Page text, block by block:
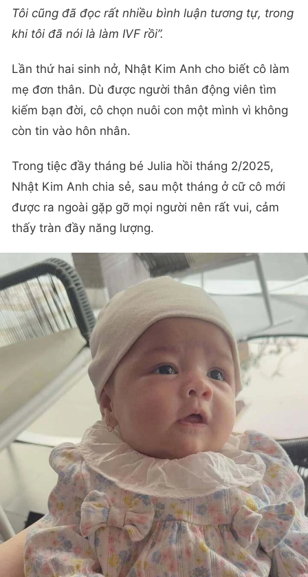
Tôi cũng đã đọc rất nhiều bình luận tương tự, trong
khi tôi đã nói là làm IVF rồi”.
Lần thứ hai sinh nở, Nhật Kim Anh cho biết cô làm
mẹ đơn thân. Dù được người thân động viên tìm
kiếm bạn đời, cô chọn nuôi con một mình vì không
còn tin vào hôn nhân.
Trong tiệc đầy tháng bé Julia hồi tháng 2/2025,
Nhật Kim Anh chia sẻ, sau một tháng ở cữ cô mới
được ra ngoài gặp gỡ mọi người nên rất vui, cảm
thấy tràn đầy năng lượng.